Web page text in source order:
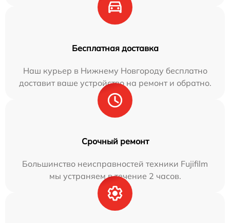
Бесплатная доставка
Наш курьер в Нижнему Новгороду бесплатно
доставит ваше устройство на ремонт и обратно.
Срочный ремонт
Большинство неисправностей техники Fujifilm
мы устраняем в течение 2 часов.